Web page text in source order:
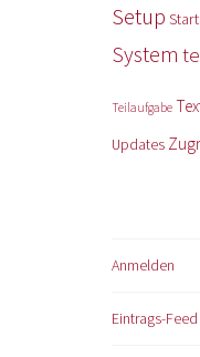
Setup
System
Teilaufgabe
Updates
Anmelden
Eintrags-Feed